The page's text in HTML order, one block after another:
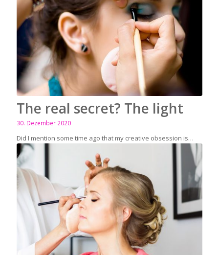
The real secret? The light
30. Dezember 2020
Did I mention some time ago that my creative obsession is…